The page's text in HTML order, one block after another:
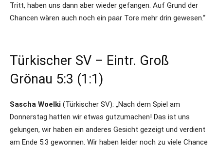
Tritt, haben uns dann aber wieder gefangen. Auf Grund der
Chancen wären auch noch ein paar Tore mehr drin gewesen.“
Türkischer SV – Eintr. Groß
Grönau 5:3 (1:1)
Sascha Woelki (Türkischer SV): „Nach dem Spiel am
Donnerstag hatten wir etwas gutzumachen! Das ist uns
gelungen, wir haben ein anderes Gesicht gezeigt und verdient
am Ende 5:3 gewonnen. Wir haben leider noch zu viele Chance